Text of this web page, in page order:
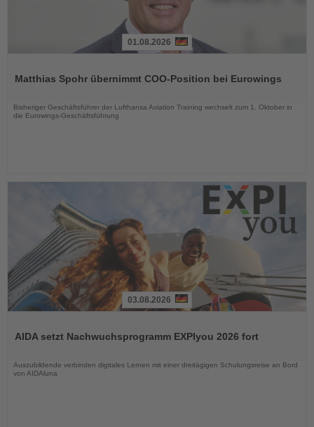
die
01.08.2026
Matthias Spohr übernimmt COO-Position bei Eurowings
Bisheriger Geschäftsführer der Lufthansa Aviation Training wechselt zum 1. Oktober in
die Eurowings-Geschäftsführung
die
03.08.2026
AIDA setzt Nachwuchsprogramm EXPIyou 2026 fort
Auszubildende verbinden digitales Lernen mit einer dreitägigen Schulungsreise an Bord
von AIDAluna